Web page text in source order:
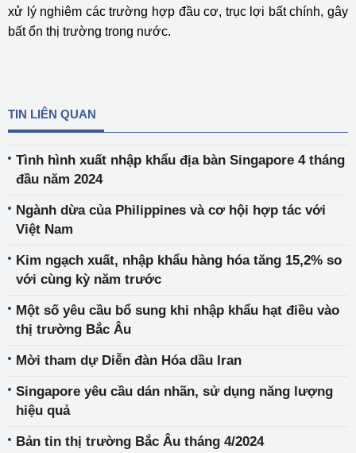
xử lý nghiêm các trường hợp đầu cơ, trục lợi bất chính, gây
bất ổn thị trường trong nước.
TIN LIÊN QUAN
Tình hình xuất nhập khẩu địa bàn Singapore 4 tháng
đầu năm 2024
Ngành dừa của Philippines và cơ hội hợp tác với
Việt Nam
Kim ngạch xuất, nhập khẩu hàng hóa tăng 15,2% so
với cùng kỳ năm trước
Một số yêu cầu bổ sung khi nhập khẩu hạt điều vào
thị trường Bắc Âu
Mời tham dự Diễn đàn Hóa dầu Iran
Singapore yêu cầu dán nhãn, sử dụng năng lượng
hiệu quả
Bản tin thị trường Bắc Âu tháng 4/2024